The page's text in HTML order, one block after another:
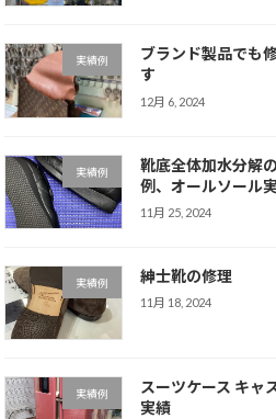
実績例
ブランド製品でも
す
12月 6, 2024
実績例
靴底全体加水分解
例、オールソール
11月 25, 2024
実績例 紳士靴の修理
11月 18, 2024
実績例
スーツケース キャ
実績